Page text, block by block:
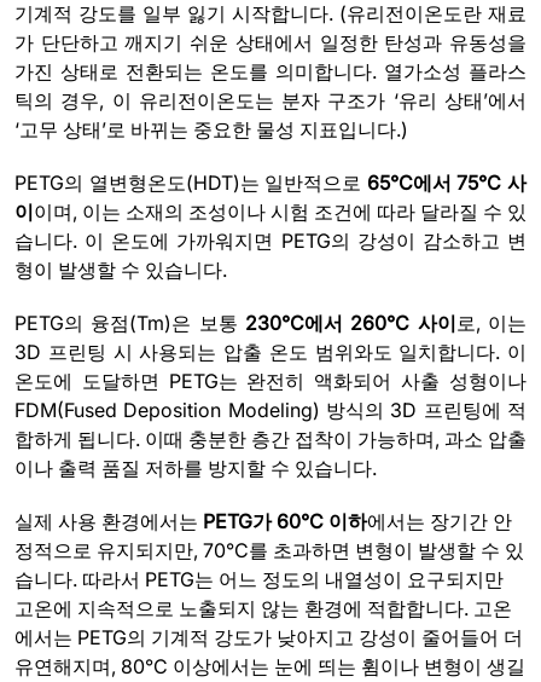
기계적 강도를 일부 잃기 시작합니다. (유리전이온도란 재료
가 단단하고 깨지기 쉬운 상태에서 일정한 탄성과 유동성을
가진 상태로 전환되는 온도를 의미합니다. 열가소성 플라스
틱의 경우, 이 유리전이온도는 분자 구조가 ‘유리 상태’에서
‘고무 상태’로 바뀌는 중요한 물성 지표입니다.)
PETG의 열변형온도(HDT)는 일반적으로 65°C에서 75°C 사
이이며, 이는 소재의 조성이나 시험 조건에 따라 달라질 수 있
습니다. 이 온도에 가까워지면 PETG의 강성이 감소하고 변
형이 발생할 수 있습니다.
PETG의 융점(Tm)은 보통 230°C에서 260°C 사이로, 이는
3D 프린팅 시 사용되는 압출 온도 범위와도 일치합니다. 이
온도에 도달하면 PETG는 완전히 액화되어 사출 성형이나
FDM(Fused Deposition Modeling) 방식의 3D 프린팅에 적
합하게 됩니다. 이때 충분한 층간 접착이 가능하며, 과소 압출
이나 출력 품질 저하를 방지할 수 있습니다.
실제 사용 환경에서는 PETG가 60°C 이하에서는 장기간 안
정적으로 유지되지만, 70°C를 초과하면 변형이 발생할 수 있
습니다. 따라서 PETG는 어느 정도의 내열성이 요구되지만
고온에 지속적으로 노출되지 않는 환경에 적합합니다. 고온
에서는 PETG의 기계적 강도가 낮아지고 강성이 줄어들어 더
유연해지며, 80°C 이상에서는 눈에 띄는 휨이나 변형이 생길